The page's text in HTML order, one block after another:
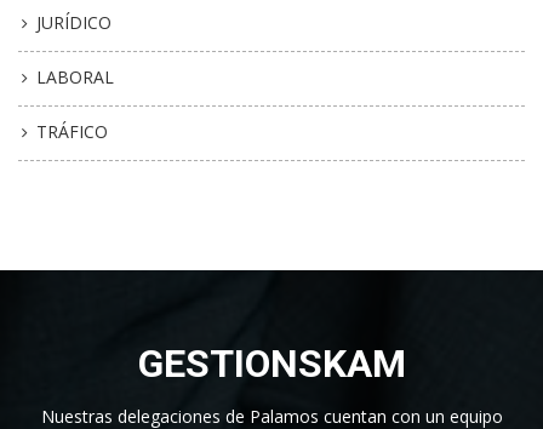
JURÍDICO
LABORAL
TRÁFICO
GESTIONSKAM
Nuestras delegaciones de Palamos cuentan con un equipo